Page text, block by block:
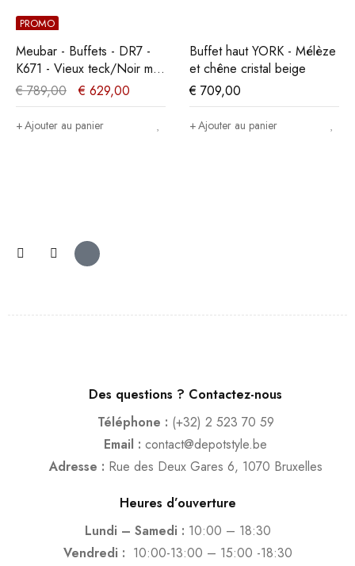
PROMO
Meubar - Buffets - DR7 -
K671 - Vieux teck/Noir mat
- 207x90x50cm
€789,00 € 629,00
Ajouter au panier
Buffet haut YORK - Mélèze
et chêne cristal beige
€ 709,00
Ajouter au panier
Des questions ? Contactez-nous
Téléphone : (+32) 2 523 70 59
Email : contact@depotstyle.be
Adresse : Rue des Deux Gares 6, 1070 Bruxelles
Heures d’ouverture
Lundi – Samedi : 10:00 – 18:30
Vendredi : 10:00-13:00 – 15:00 -18:30